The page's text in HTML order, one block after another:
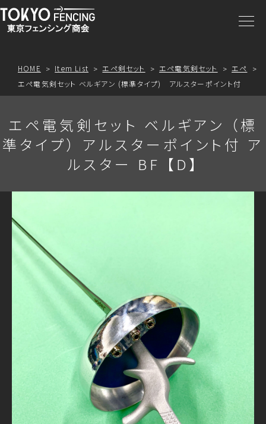
商品一覧
アクセス
お問合わせ
HOME Item List エペ剣セット エペ電気剣セット
エペ
エペ電気剣セット ベルギアン (標準タイプ) アルスターポイント付
エペ電気剣セット ベルギアン （標
準タイプ） アルスターポイント付 ア
ルスター BF 【D】